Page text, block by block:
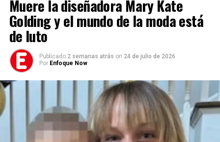
Muere la diseñadora Mary Kate
Golding y el mundo de la moda está
de luto
Publicado 2 semanas atrás on 24 de julio de 2026
Por Enfoque Now